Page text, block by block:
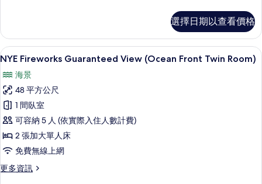
Breakfast
at
Restaurant)
的
所
有
相
片
Guaranteed
View
(Ocean
Premier
with
Lounge
Access
Breakfast
at
Restaurant)
的
情
選擇日期以查看價格
顯
NYE
Fireworks
Guaranteed
View
(Ocean
Front
Twin
Room)
客房內保險箱、書桌、免費無線上網、
11
NYE Fireworks Guaranteed View (Ocean Front Twin Room)
海景
48 平方公尺
1 間臥室
可容納 5 人 (依實際入住人數計費)
2 張加大單人床
免費無線上網
更多資訊
更